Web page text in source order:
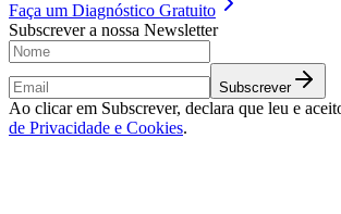
Faça um Diagnóstico Gratuito
Subscrever a nossa Newsletter
Subscrever
Ao clicar em Subscrever, declara que leu e
de Privacidade e Cookies.